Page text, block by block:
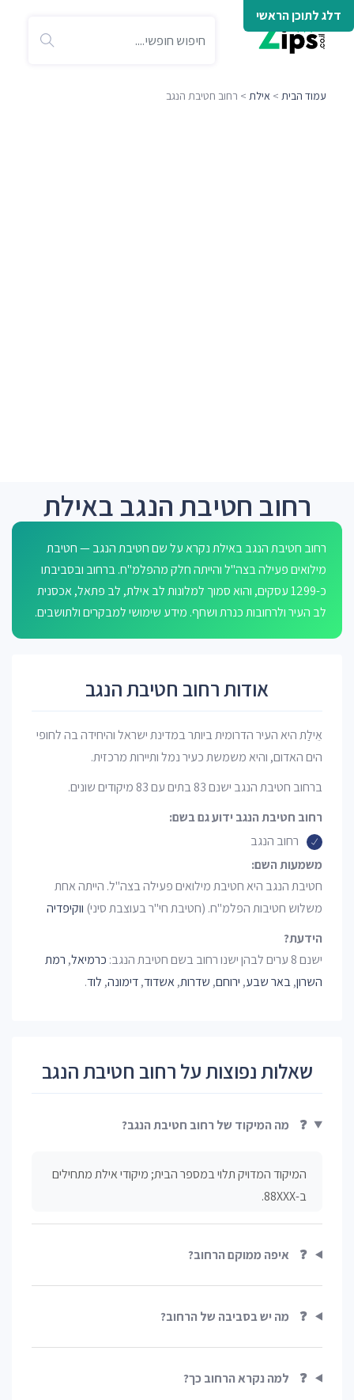
דלג לתוכן הראשי
עמוד הבית > אילת > רחוב חטיבת הנגב
רחוב חטיבת הנגב באילת
רחוב חטיבת הנגב באילת נקרא על שם חטיבת הנגב — חטיבת
מילואים פעילה בצה"ל והייתה חלק מהפלמ"ח. ברחוב ובסביבתו
כ-1299 עסקים, והוא סמוך למלונות לב אילת, לב פתאל, אכסנית
לב העיר ולרחובות כנרת ושחף. מידע שימושי למבקרים ולתושבים.
אודות רחוב חטיבת הנגב
אֵילַת היא העיר הדרומית ביותר במדינת ישראל והיחידה בה לחופי
הים האדום, והיא משמשת כעיר נמל ותיירות מרכזית.
ברחוב חטיבת הנגב ישנם 83 בתים עם 83 מיקודים שונים.
רחוב חטיבת הנגב ידוע גם בשם:
רחוב הנגב
משמעות השם:
חטיבת הנגב היא חטיבת מילואים פעילה בצה"ל. הייתה אחת
משלוש חטיבות הפלמ"ח. (חטיבת חי"ר בעוצבת סיני) ווקיפדיה
הידעת?
ישנם 8 ערים לבהן ישנו רחוב בשם חטיבת הנגב:
כרמיאל, רמת
השרון,באר שבע, ירוחם, שדרות,אשדוד,דימונה, לוד.
שאלות נפוצות על רחוב חטיבת הנגב
❓ מה המיקוד של רחוב חטיבת הנגב?
המיקוד המדויק תלוי במספר הבית; מיקודי אילת מתחילים
ב-88XXX.
❓ איפה ממוקם הרחוב?
❓ מה יש בסביבה של הרחוב?
❓ למה נקרא הרחוב כך?